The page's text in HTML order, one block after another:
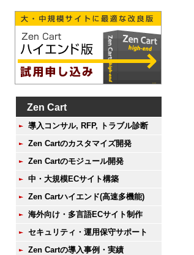
Zen Cart
導入コンサル, RFP, トラブル診断
Zen Cartのカスタマイズ開発
Zen Cartのモジュール開発
中・大規模ECサイト構築
Zen Cartハイエンド(高速多機能)
海外向け・多言語ECサイト制作
セキュリティ・運用保守サポート
Zen Cartの導入事例・実績